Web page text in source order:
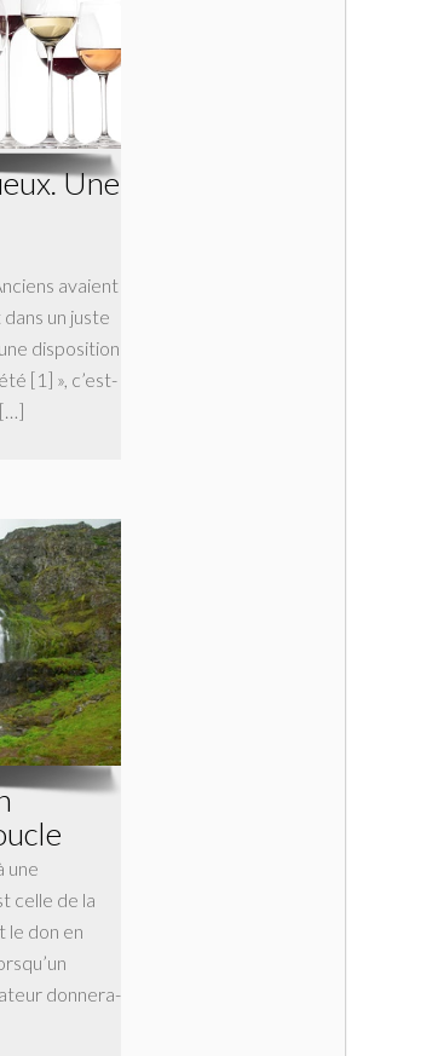
Une
avaient
un juste
disposition
[1] », c’est-
une
celle de la
le don en
donnera-